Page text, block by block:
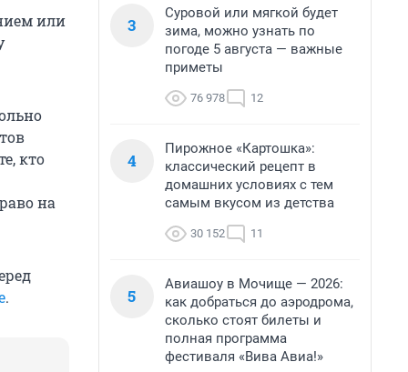
или
кто
на
.
3
Суровой или мягкой будет
зима, можно узнать по
погоде 5 августа — важные
приметы
76 978 12
4
Пирожное «Картошка»:
классический рецепт в
домашних условиях с тем
самым вкусом из детства
30 152 11
5
Авиашоу в Мочище — 2026:
как добраться до аэродрома,
сколько стоят билеты и
полная программа
фестиваля «Вива Авиа!»